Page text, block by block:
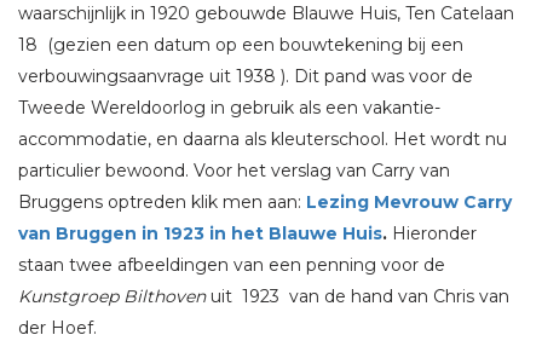
waarschijnlijk in 1920 gebouwde Blauwe Huis, Ten Catelaan
18 (gezien een datum op een bouwtekening bij een
verbouwingsaanvrage uit 1938 ). Dit pand was voor de
Tweede Wereldoorlog in gebruik als een vakantie-
accommodatie, en daarna als kleuterschool. Het wordt nu
particulier bewoond. Voor het verslag van Carry van
Bruggens optreden klik men aan: Lezing Mevrouw Carry
van Bruggen in 1923 in het Blauwe Huis. Hieronder
staan twee afbeeldingen van een penning voor de
Kunstgroep Bilthovenuit 1923 van de hand van Chris van
der Hoef.